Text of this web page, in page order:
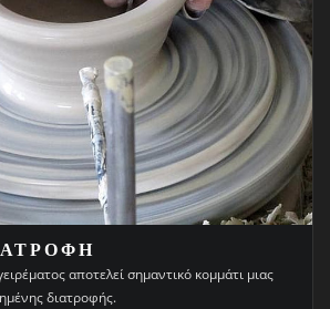
αποτελεί σημαντικό κομμάτι μιας
διατροφής.